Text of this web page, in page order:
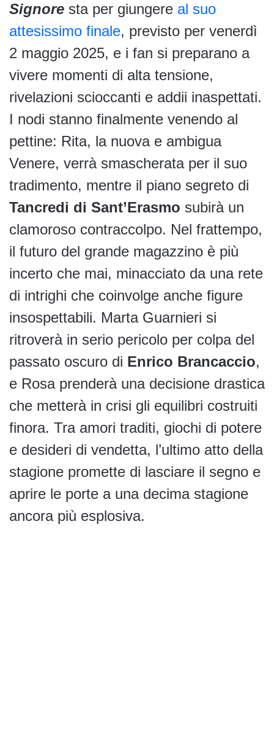
Signore sta per giungere al suo
attesissimo finale, previsto per venerdì
2 maggio 2025, e i fan si preparano a
vivere momenti di alta tensione,
rivelazioni scioccanti e addii inaspettati.
I nodi stanno finalmente venendo al
pettine: Rita, la nuova e ambigua
Venere, verrà smascherata per il suo
tradimento, mentre il piano segreto di
Tancredi di Sant’Erasmo subirà un
clamoroso contraccolpo. Nel frattempo,
il futuro del grande magazzino è più
incerto che mai, minacciato da una rete
di intrighi che coinvolge anche figure
insospettabili. Marta Guarnieri si
ritroverà in serio pericolo per colpa del
passato oscuro di Enrico Brancaccio,
e Rosa prenderà una decisione drastica
che metterà in crisi gli equilibri costruiti
finora. Tra amori traditi, giochi di potere
e desideri di vendetta, l’ultimo atto della
stagione promette di lasciare il segno e
aprire le porte a una decima stagione
ancora più esplosiva.